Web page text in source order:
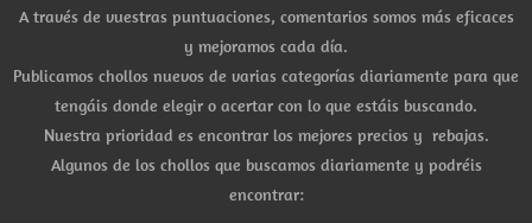
A través de vuestras puntuaciones, comentarios somos más eficaces
y mejoramos cada día.
Publicamos chollos nuevos de varias categorías diariamente para que
tengáis donde elegir o acertar con lo que estáis buscando.
Nuestra prioridad es encontrar los mejores precios y rebajas.
Algunos de los chollos que buscamos diariamente y podréis
encontrar: